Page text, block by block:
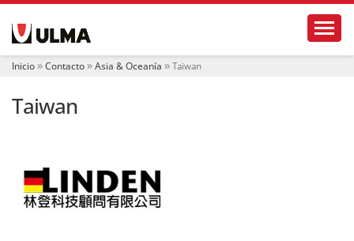
e Inicio Contacto Asia & Oceanía Taiwan
Taiwan